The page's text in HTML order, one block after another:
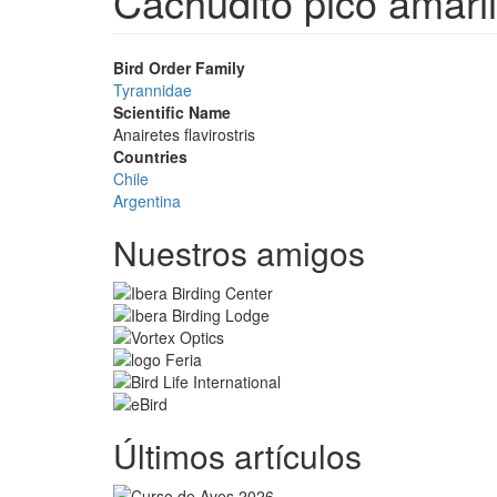
Bird Order Family
Tyrannidae
Scientific Name
Anairetes flavirostris
Countries
Chile
Argentina
Nuestros amigos
Últimos artículos